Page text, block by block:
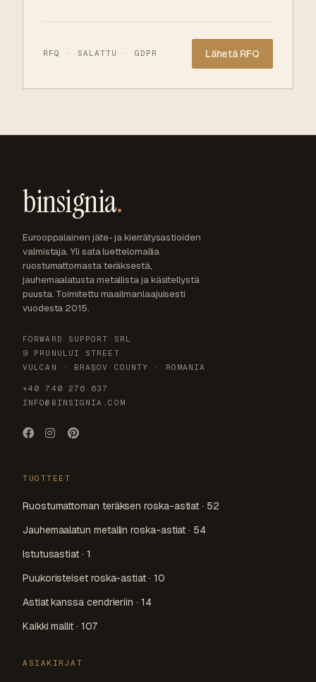
RFQ · SALATTU · GDPR
binsignia.
Eurooppalainen jäte- ja kierrätysastioiden
valmistaja. Yli sata luettelomallia
ruostumattomasta teräksestä,
jauhemaalatusta metallista ja käsitellystä
puusta. Toimitettu maailmanlaajuisesti
vuodesta 2015.
FORWARD SUPPORT SRL
9 PRUNULUI STREET
VULCAN · BRAȘOV COUNTY · ROMANIA
+40 740 276 637
INFO@BINSIGNIA.COM
TUOTTEET
Ruostumattoman teräksen roska-astiat · 52
Jauhemaalatun metallin roska-astiat · 54
Istutusastiat · 1
Puukoristeiset roska-astiat · 10
Astiat kanssa cendrieriin · 14
Kaikki mallit · 107
ASIAKIRJAT